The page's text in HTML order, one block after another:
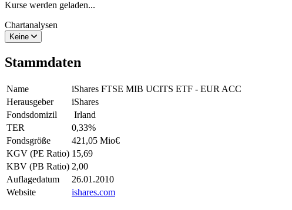
Kurse werden geladen...
Chartanalysen
Keine
Stammdaten
Name
iShares FTSE MIB UCITS ETF - EUR ACC
Herausgeber
iShares
Fondsdomizil
Irland
TER
0,33%
Fondsgröße
421,05 Mio€
KGV (PE Ratio) 15,69
KBV (PB Ratio) 2,00
Auflagedatum
26.01.2010
Website
ishares.com